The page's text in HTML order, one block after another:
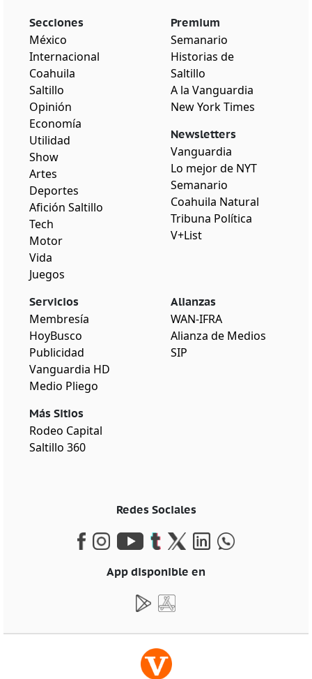
Secciones
México
Internacional
Coahuila
Saltillo
Opinión
Economía
Utilidad
Show
Artes
Deportes
Afición Saltillo
Tech
Motor
Vida
Juegos
Premium
Semanario
Historias de
Saltillo
A la Vanguardia
New York Times
Newsletters
Vanguardia
Lo mejor de NYT
Semanario
Coahuila Natural
Tribuna Política
V+List
Servicios
Membresía
HoyBusco
Publicidad
Vanguardia HD
Medio Pliego
Más Sitios
Rodeo Capital
Saltillo 360
Alianzas
WAN-IFRA
Alianza de Medios
SIP
Redes Sociales
App disponible en